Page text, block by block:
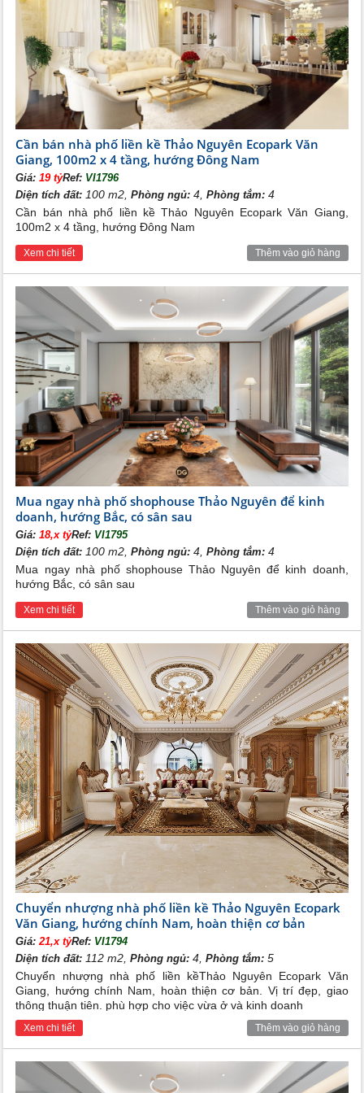
câu lạc bộ, công viên cây xanh, sân chơi trẻ em đều
được tiến hành đồng bộ ngay trong giai đoạn 1 nhằm
mang lại sự yên tâm, thoải mái, đầy đủ tiện nghi cho
dân cư tới sống tại đây.
Khung cảnh xung quanh nhà phố Thảo Nguyên
Tiện ích trường học
Cần bán nhà phố liền kề Thảo Nguyên Ecopark Văn
Giang, 100m2 x 4 tầng, hướng Đông Nam
Giá:19 tỷRef: VI1796
Diện tích đất: 100 m2,Phòng ngủ: 4,Phòng tắm: 4
Cần bán nhà phố liền kề Thảo Nguyên Ecopark Văn Giang,
100m2 x 4 tầng, hướng Đông Nam
Xem chi tiết Thêm vào giỏ hàng
Mua ngay nhà phố shophouse Thảo Nguyên để kinh
doanh, hướng Bắc, có sân sau
Giá:18,x tỷRef: VI1795
Diện tích đất: 100 m2,Phòng ngủ: 4,Phòng tắm: 4
Mua ngay nhà phố shophouse Thảo Nguyên để kinh doanh,
hướng Bắc, có sân sau
Xem chi tiết Thêm vào giỏ hàng
Chuyển nhượng nhà phố liền kề Thảo Nguyên Ecopark
Văn Giang, hướng chính Nam, hoàn thiện cơ bản
Giá:21,x tỷRef: VI1794
Diện tích đất: 112 m2,Phòng ngủ: 4,Phòng tắm: 5
Chuyển nhượng nhà phố liền kềThảo Nguyên Ecopark Văn
Giang, hướng chính Nam, hoàn thiện cơ bản. Vị trí đẹp, giao
thông thuận tiên. phù hợp cho việc vừa ở và kinh doanh
Xem chi tiết Thêm vào giỏ hàng